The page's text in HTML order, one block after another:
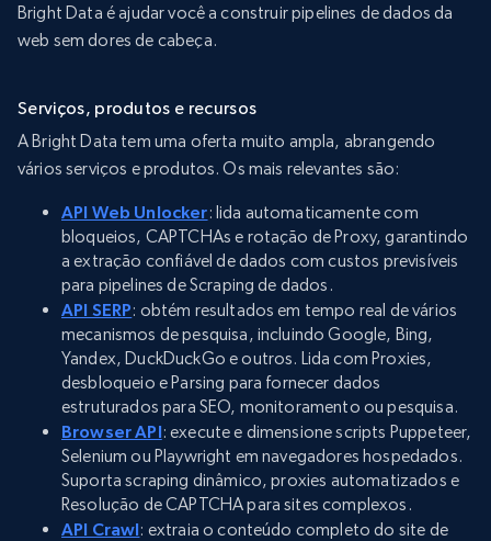
Bright Data é ajudar você a construir pipelines de dados da
web sem dores de cabeça.
Serviços, produtos e recursos
A Bright Data tem uma oferta muito ampla, abrangendo
vários serviços e produtos. Os mais relevantes são:
API Web Unlocker: lida automaticamente com
bloqueios, CAPTCHAs e rotação de Proxy, garantindo
a extração confiável de dados com custos previsíveis
para pipelines de Scraping de dados.
API SERP: obtém resultados em tempo real de vários
mecanismos de pesquisa, incluindo Google, Bing,
Yandex, DuckDuckGo e outros. Lida com Proxies,
desbloqueio e Parsing para fornecer dados
estruturados para SEO, monitoramento ou pesquisa.
Browser API: execute e dimensione scripts Puppeteer,
Selenium ou Playwright em navegadores hospedados.
Suporta scraping dinâmico, proxies automatizados e
Resolução de CAPTCHA para sites complexos.
API Crawl: extraia o conteúdo completo do site de